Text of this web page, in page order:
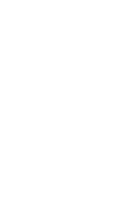
sind optimal auf
Farbsystem
in
positioniert. Sie
und gefertigt.
durch das Auge
Empfindungen mit
der Haut ist die
(jederzeit und